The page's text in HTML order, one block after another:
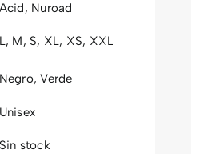
Acid, Nuroad
L, M, S, XL, XS, XXL
Negro,Verde
Unisex
Sin stock